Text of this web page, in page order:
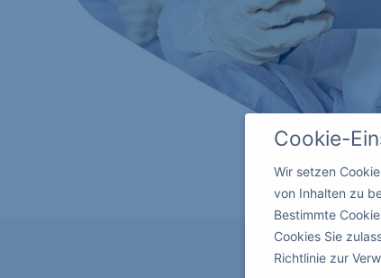
Cookie-
Wir setzen
von Inhalten zu
Bestimmte
Cookies Sie
Richtlinie zur